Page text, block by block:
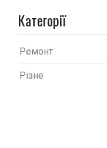
Категорії
Ремонт
Різне